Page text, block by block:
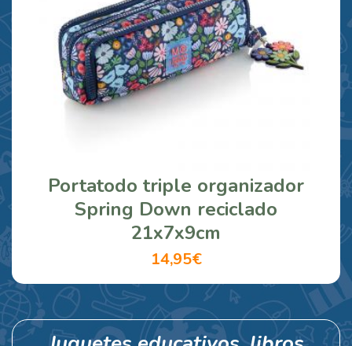
Portatodo triple organizador
Spring Down reciclado
21x7x9cm
14,95€